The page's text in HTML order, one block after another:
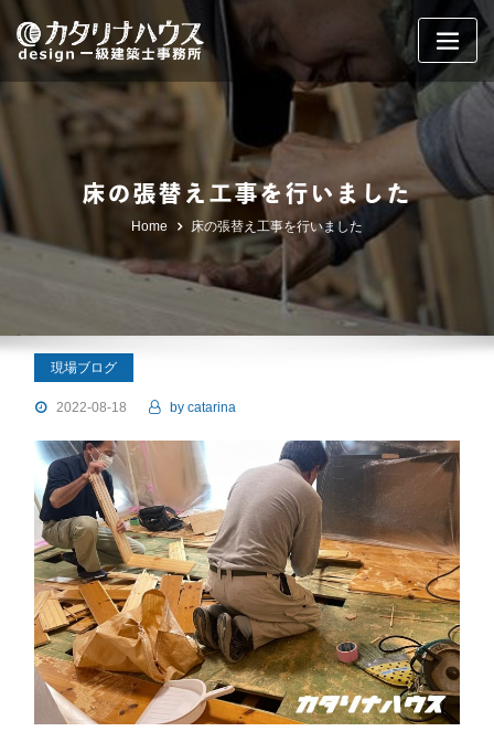
content
床の張替え工事を行いました
Home 床の張替え工事を行いました
現場ブログ
2022-08-18 by catarina